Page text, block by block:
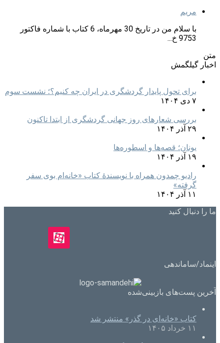
مریم
با سلام من در تاریخ 30 مهرماه، 6 کتاب با شماره فاکتور
9753 خ...
متن
اخبار گیلگمش
برای تحول پایدار گردشگری در ایران چه کنیم؟؛ نشست سوم
۷ دی ۱۴۰۴
بررسی شعارهای روز جهانی گردشگری از ابتدا تاکنون
۲۹ آذر ۱۴۰۴
یونان؛ قصه‌ها و اسطوره‌ها
۱۹ آذر ۱۴۰۴
رادیو چمدون همراه با نویسندهٔ کتاب «خانه‌ام بوی سفر
گرفته»
۱۱ آذر ۱۴۰۴
ما را دنبال کنید
اینماد/ساماندهی
آخرین پست‌های بازبینی‌شده
کتاب «خانه‌ای در گذر» منتشر شد
۱۱ خرداد ۱۴۰۵